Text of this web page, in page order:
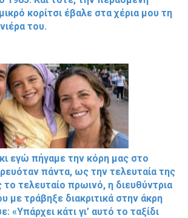
κορίτσι έβαλε στα χέρια μου τη
του.
εγώ πήγαμε την κόρη μας στο
πάντα, ως την τελευταία της
τελευταίο πρωινό, η διευθύντρια
με τράβηξε διακριτικά στην άκρη
«Υπάρχει κάτι γι’ αυτό το ταξίδι